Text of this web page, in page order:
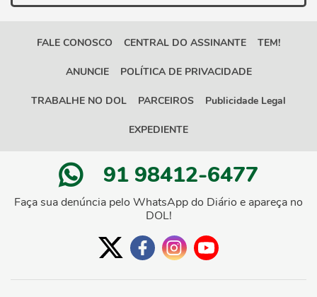
FALE CONOSCO CENTRAL DO ASSINANTE TEM!
ANUNCIE POLÍTICA DE PRIVACIDADE
TRABALHE NO DOL PARCEIROS Publicidade Legal
EXPEDIENTE
91 98412-6477
Faça sua denúncia pelo WhatsApp do Diário e apareça no
DOL!